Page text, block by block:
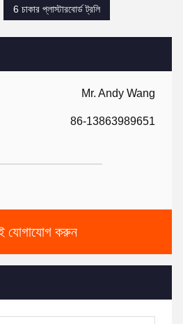
Mr. Andy Wang
86-13863989651
যোগাযোগ করুন
6 চাকার প্লাস্টারবোর্ড ট্রলি